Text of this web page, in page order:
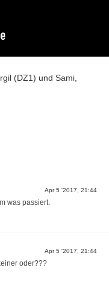
(DZ1) und Sami,
Apr 5 '2017, 21:44
was passiert.
Apr 5 '2017, 21:44
oder???